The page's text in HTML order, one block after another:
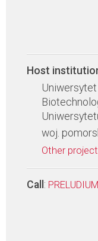
Host
Uniwersytet
woj.
Other
Call :